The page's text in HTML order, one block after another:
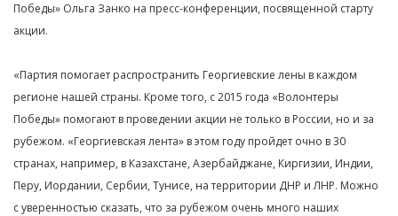
Победы» Ольга Занко на пресс-конференции, посвященной старту
акции.
«Партия помогает распространить Георгиевские лены в каждом
регионе нашей страны. Кроме того, с 2015 года «Волонтеры
Победы» помогают в проведении акции не только в России, но и за
рубежом. «Георгиевская лента» в этом году пройдет очно в 30
странах, например, в Казахстане, Азербайджане, Киргизии, Индии,
Перу, Иордании, Сербии, Тунисе, на территории ДНР и ЛНР. Можно
с уверенностью сказать, что за рубежом очень много наших